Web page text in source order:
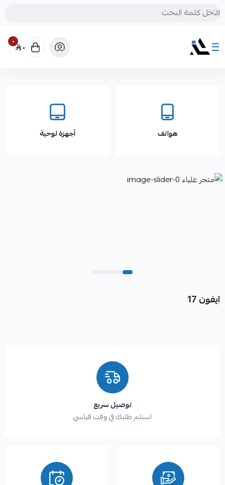
متجر علياء
٠ ٠
هواتف أجهزة لوحية
ايفون 17
توصيل سريع
استلم طلبك في وقت قياسي